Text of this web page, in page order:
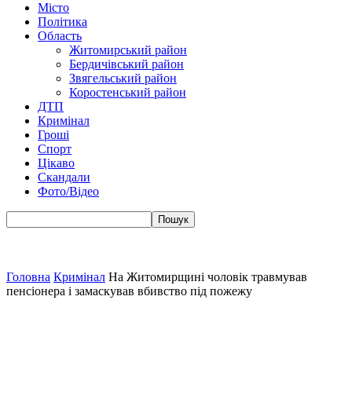
Місто
Політика
Область
Житомирський район
Бердичівський район
Звягельський район
Коростенський район
ДТП
Кримінал
Гроші
Спорт
Цікаво
Скандали
Фото/Відео
Головна Кримінал На Житомирщині чоловік травмував
пенсіонера і замаскував вбивство під пожежу